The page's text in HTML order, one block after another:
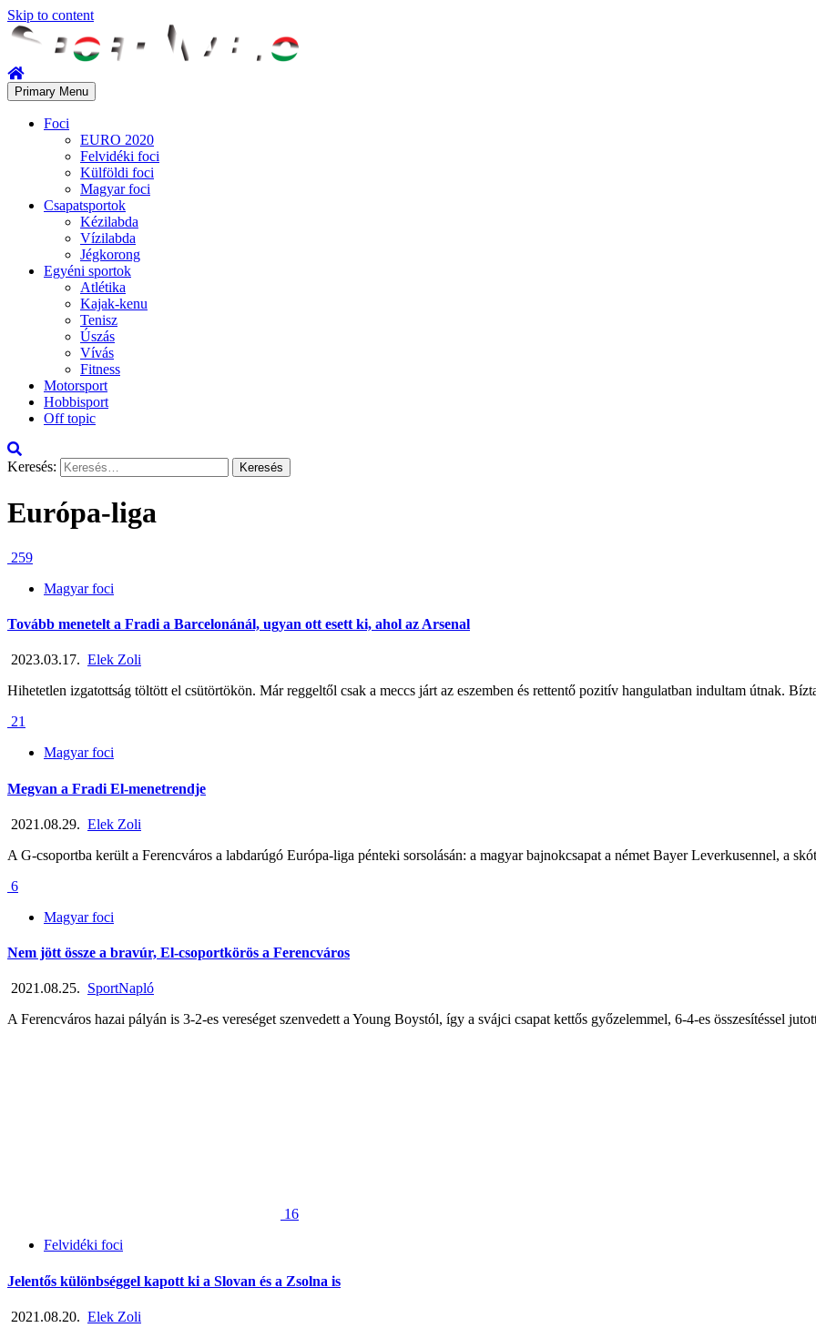
Skip to content
Primary Menu
Foci
EURO 2020
Felvidéki foci
Külföldi foci
Magyar foci
Csapatsportok
Kézilabda
Vízilabda
Jégkorong
Egyéni sportok
Atlétika
Kajak-kenu
Tenisz
Úszás
Vívás
Fitness
Motorsport
Hobbisport
Off topic
Keresés:
Európa-liga
259
Magyar foci
Tovább menetelt a Fradi a Barcelonánál, ugyan ott esett ki, ahol az Arsenal
2023.03.17. Elek Zoli
Hihetetlen izgatottság töltött el csütörtökön. Már reggeltől csak a meccs járt az eszemben és rettentő pozitív hangulatban indultam útnak.
21
Magyar foci
Megvan a Fradi El-menetrendje
2021.08.29. Elek Zoli
A G-csoportba került a Ferencváros a labdarúgó Európa-liga pénteki sorsolásán: a magyar bajnokcsapat a német Bayer Leverkusennel, a
6
Magyar foci
Nem jött össze a bravúr, El-csoportkörös a Ferencváros
2021.08.25. SportNapló
A Ferencváros hazai pályán is 3-2-es vereséget szenvedett a Young Boystól, így a svájci csapat kettős győzelemmel, 6-4-es összesítéssel
16
Felvidéki foci
Jelentős különbséggel kapott ki a Slovan és a Zsolna is
2021.08.20. Elek Zoli